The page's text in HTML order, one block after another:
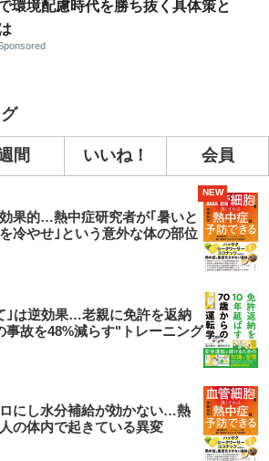
環境配慮時代を勝ち抜く具体策と
間 いいね！ 会員
果的…熱中症研究者が｢暑いと
冷やせ｣という意外な体の部位
NEW
｣は逆効果…老親に免許を返納
事故を48%減らす"トレーニング
にし水分補給が効かない…熱
の体内で起きている異変